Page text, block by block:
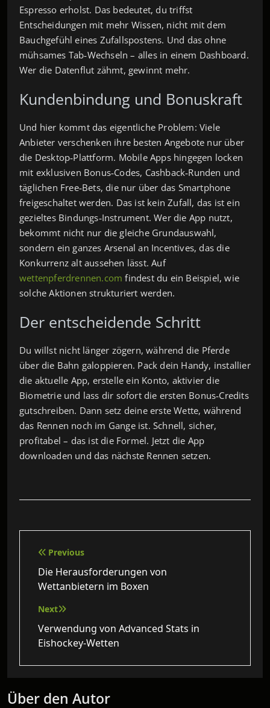
Espresso erholst. Das bedeutet, du triffst
Entscheidungen mit mehr Wissen, nicht mit dem
Bauchgefühl eines Zufallspostens. Und das ohne
mühsames Tab‑Wechseln – alles in einem Dashboard.
Wer die Datenflut zähmt, gewinnt mehr.
Kundenbindung und Bonuskraft
Und hier kommt das eigentliche Problem: Viele
Anbieter verschenken ihre besten Angebote nur über
die Desktop‑Plattform. Mobile Apps hingegen locken
mit exklusiven Bonus‑Codes, Cashback‑Runden und
täglichen Free‑Bets, die nur über das Smartphone
freigeschaltet werden. Das ist kein Zufall, das ist ein
gezieltes Bindungs‑Instrument. Wer die App nutzt,
bekommt nicht nur die gleiche Grundauswahl,
sondern ein ganzes Arsenal an Incentives, das die
Konkurrenz alt aussehen lässt. Auf
wettenpferdrennen.com findest du ein Beispiel, wie
solche Aktionen strukturiert werden.
Der entscheidende Schritt
Du willst nicht länger zögern, während die Pferde
über die Bahn galoppieren. Pack dein Handy, installier
die aktuelle App, erstelle ein Konto, aktivier die
Biometrie und lass dir sofort die ersten Bonus‑Credits
gutschreiben. Dann setz deine erste Wette, während
das Rennen noch im Gange ist. Schnell, sicher,
profitabel – das ist die Formel. Jetzt die App
downloaden und das nächste Rennen setzen.
Beitragsnavigation
Previous
Die Herausforderungen von
Wettanbietern im Boxen
Next
Verwendung von Advanced Stats in
Eishockey-Wetten
Über den Autor